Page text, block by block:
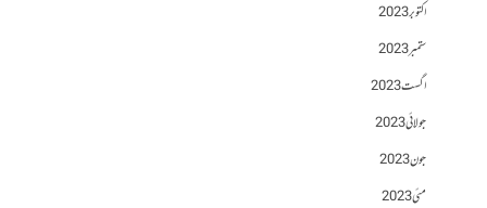
اکتوبر 2023
ستمبر 2023
اگست 2023
جولائی 2023
جون 2023
مئی 2023